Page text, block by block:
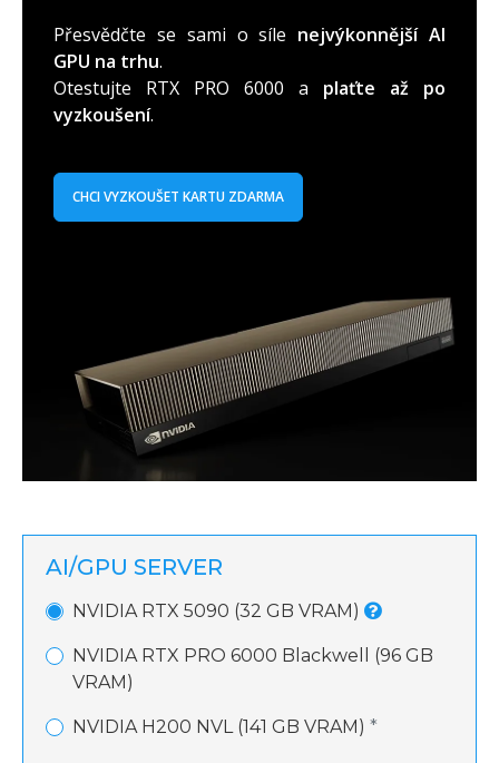
Přesvědčte se sami o síle nejvýkonnější AI
GPU na trhu.
Otestujte RTX PRO 6000 a plaťte až po
vyzkoušení.
CHCI VYZKOUŠET KARTU ZDARMA
AI/GPU SERVER
NVIDIA RTX 5090 (32 GB VRAM)
NVIDIA RTX PRO 6000 Blackwell (96 GB
VRAM)
NVIDIA H200 NVL (141 GB VRAM) *